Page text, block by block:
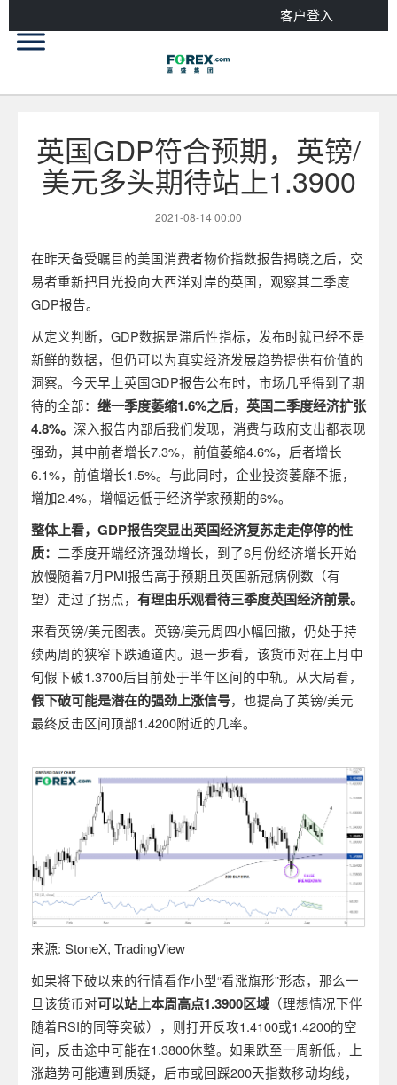
客户登入
英国GDP符合预期，英镑/
美元多头期待站上1.3900
2021-08-14 00:00
在昨天备受瞩目的美国消费者物价指数报告揭晓之后，交
易者重新把目光投向大西洋对岸的英国，观察其二季度
GDP报告。
从定义判断，GDP数据是滞后性指标，发布时就已经不是
新鲜的数据，但仍可以为真实经济发展趋势提供有价值的
洞察。今天早上英国GDP报告公布时，市场几乎得到了期
待的全部： 继一季度萎缩1.6%之后，英国二季度经济扩张
4.8%。 深入报告内部后我们发现，消费与政府支出都表现
强劲，其中前者增长7.3%，前值萎缩4.6%，后者增长
6.1%，前值增长1.5%。与此同时，企业投资萎靡不振，
增加2.4%，增幅远低于经济学家预期的6%。
整体上看， GDP报告突显出英国经济复苏走走停停的性
质： 二季度开端经济强劲增长，到了6月份经济增长开始
放慢随着7月PMI报告高于预期且英国新冠病例数（有
望）走过了拐点， 有理由乐观看待三季度英国经济前景。
来看英镑/美元图表。英镑/美元周四小幅回撤，仍处于持
续两周的狭窄下跌通道内。退一步看，该货币对在上月中
旬假下破1.3700后目前处于半年区间的中轨。从大局看，
假下破可能是潜在的强劲上涨信号，也提高了英镑/美元
最终反击区间顶部1.4200附近的几率。
来源: StoneX, TradingView
如果将下破以来的行情看作小型“看涨旗形”形态，那么一
旦该货币对可以站上本周高点1.3900区域 （理想情况下伴
随着RSI的同等突破），则打开反攻1.4100或1.4200的空
间，反击途中可能在1.3800休整。如果跌至一周新低，上
涨趋势可能遭到质疑，后市或回踩200天指数移动均线，